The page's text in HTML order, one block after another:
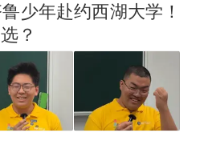
少年赴约西湖大学！
？